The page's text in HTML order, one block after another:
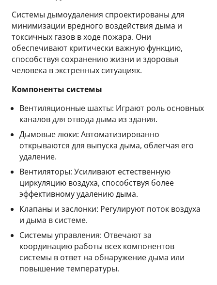
Системы дымоудаления спроектированы для
минимизации вредного воздействия дыма и
токсичных газов в ходе пожара. Они
обеспечивают критически важную функцию,
способствуя сохранению жизни и здоровья
человека в экстренных ситуациях.
Компоненты системы
Вентиляционные шахты: Играют роль основных
каналов для отвода дыма из здания.
Дымовые люки: Автоматизированно
открываются для выпуска дыма, облегчая его
удаление.
Вентиляторы: Усиливают естественную
циркуляцию воздуха, способствуя более
эффективному удалению дыма.
Клапаны и заслонки: Регулируют поток воздуха
и дыма в системе.
Системы управления: Отвечают за
координацию работы всех компонентов
системы в ответ на обнаружение дыма или
повышение температуры.